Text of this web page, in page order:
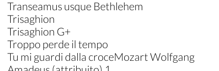
Transeamus usque Bethlehem
Trisaghion
Trisaghion G+
Troppo perde il tempo
Tu mi guardi dalla croceMozart Wolfgang